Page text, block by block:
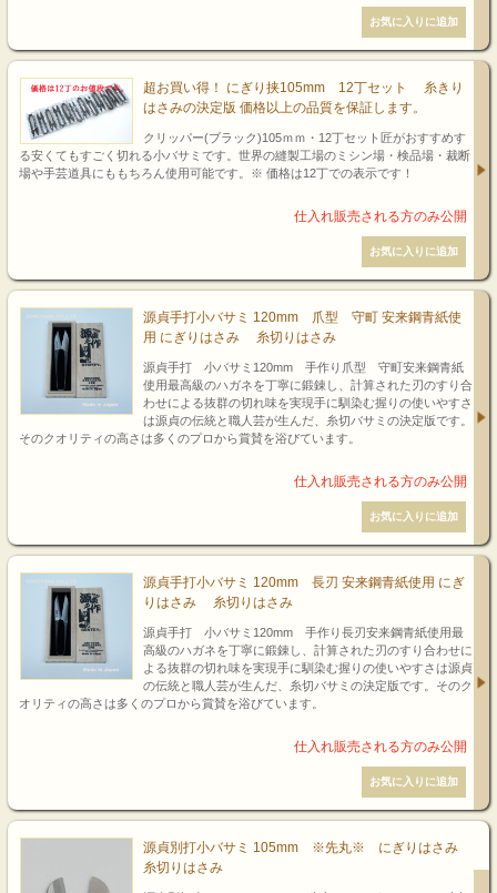
超お買い得！ にぎり挟105mm 12丁セット 糸きり
はさみの決定版 価格以上の品質を保証します。
クリッパー(ブラック)105ｍｍ・12丁セット匠がおすすめす
る安くてもすごく切れる小バサミです。世界の縫製工場のミシン場・検品場・裁断
場や手芸道具にももちろん使用可能です。※ 価格は12丁での表示です！
源貞手打小バサミ 120mm 爪型 守町 安来鋼青紙使
用 にぎりはさみ 糸切りはさみ
源貞手打 小バサミ120mm 手作り爪型 守町安来鋼青紙
使用最高級のハガネを丁寧に鍛錬し、計算された刃のすり合
わせによる抜群の切れ味を実現手に馴染む握りの使いやすさ
は源貞の伝統と職人芸が生んだ、糸切バサミの決定版です。
そのクオリティの高さは多くのプロから賞賛を浴びています。
源貞手打小バサミ 120mm 長刃 安来鋼青紙使用 にぎ
りはさみ 糸切りはさみ
源貞手打 小バサミ120mm 手作り長刃安来鋼青紙使用最
高級のハガネを丁寧に鍛錬し、計算された刃のすり合わせに
よる抜群の切れ味を実現手に馴染む握りの使いやすさは源貞
の伝統と職人芸が生んだ、糸切バサミの決定版です。そのク
オリティの高さは多くのプロから賞賛を浴びています。
源貞別打小バサミ 105mm ※先丸※ にぎりはさみ
糸切りはさみ